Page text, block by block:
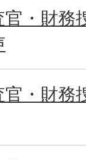
・財務
・財務